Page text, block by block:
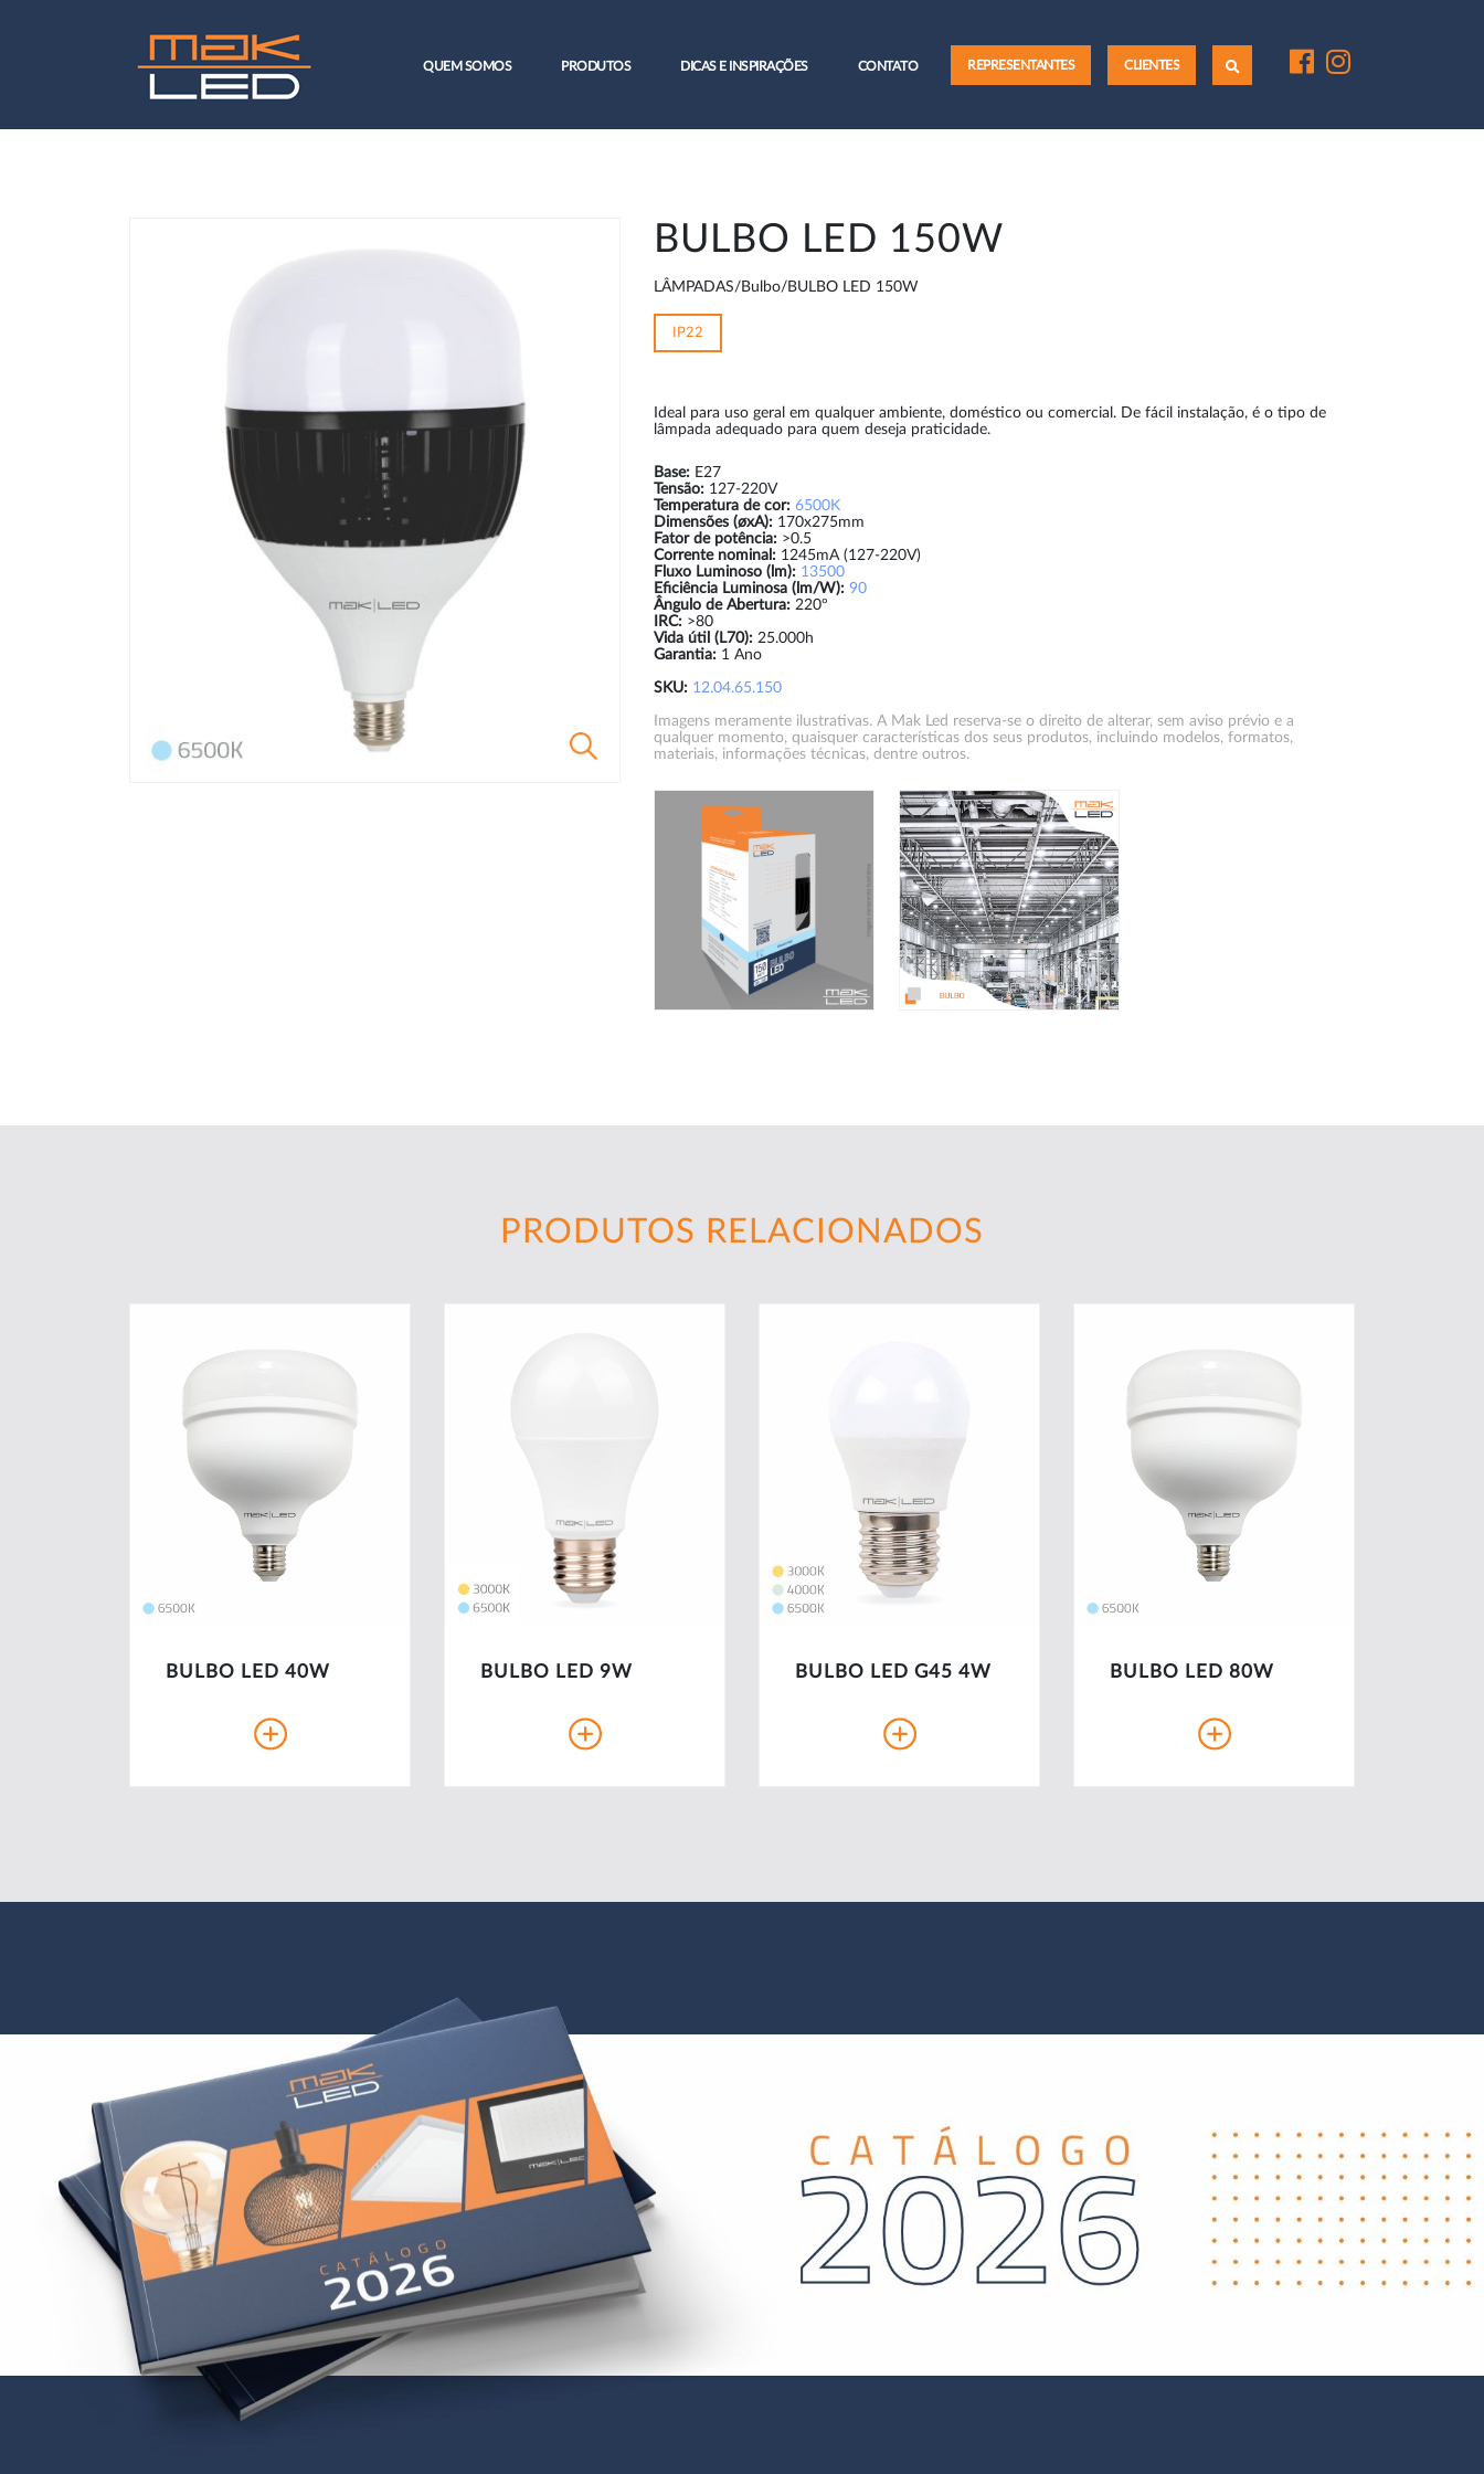
QUEM SOMOS PRODUTOS DICAS E INSPIRAÇÕES CONTATO REPRESENTANTES CLIENTES
BULBO LED 150W
LÂMPADAS/Bulbo/BULBO LED 150W
IP22
Ideal para uso geral em qualquer ambiente, doméstico ou comercial. De fácil instalação, é o tipo de
lâmpada adequado para quem deseja praticidade.
Base: E27
Tensão: 127-220V
Temperatura de cor: 6500K
Dimensões (øxA): 170x275mm
Fator de potência: >0.5
Corrente nominal: 1245mA (127-220V)
Fluxo Luminoso (lm): 13500
Eficiência Luminosa (lm/W): 90
Ângulo de Abertura: 220º
IRC: >80
Vida útil (L70): 25.000h
Garantia: 1 Ano
SKU: 12.04.65.150
Imagens meramente ilustrativas. A Mak Led reserva-se o direito de alterar, sem aviso prévio e a
qualquer momento, quaisquer características dos seus produtos, incluindo modelos, formatos,
materiais, informações técnicas, dentre outros.
PRODUTOS RELACIONADOS
BULBO LED 40W BULBO LED 9W BULBO LED G45 4W BULBO LED 80W